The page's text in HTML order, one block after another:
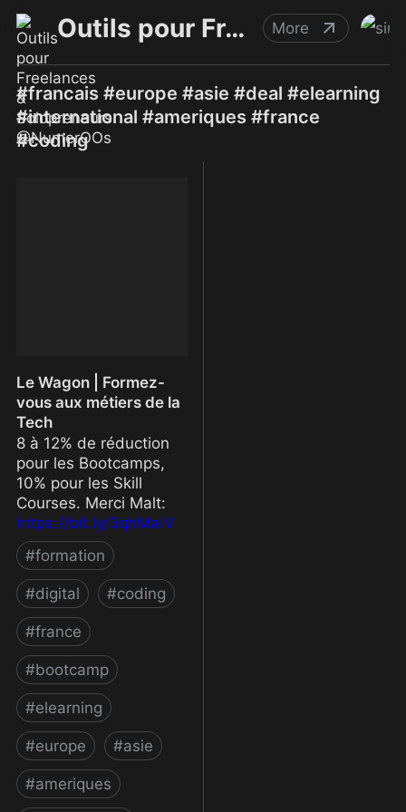
Outils pour Freelances & Solopreneurs @NumerOOs More
#francais #europe #asie #deal #elearning
#international #ameriques #france
#coding
Le Wagon | Formez-
vous aux métiers de la
Tech
8 à 12% de réduction
pour les Bootcamps,
10% pour les Skill
Courses. Merci Malt:
https://bit.ly/3qhMaiV
#formation
#digital #coding
#france
#bootcamp
#elearning
#europe #asie
#ameriques